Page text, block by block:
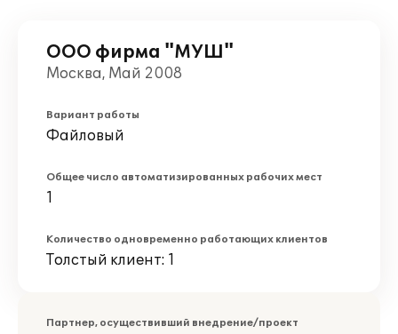
ООО фирма "МУШ"
Москва, Май 2008
Вариант работы
Файловый
Общее число автоматизированных рабочих мест
1
Количество одновременно работающих клиентов
Толстый клиент: 1
Партнер, осуществивший внедрение/проект